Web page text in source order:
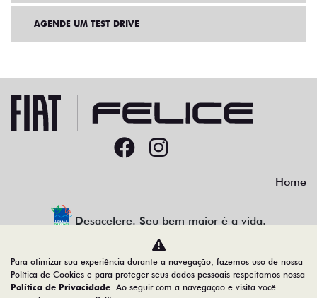
AGENDE UM TEST DRIVE
Home
Desacelere. Seu bem maior é a vida.
91.525.790/0001-84
Para otimizar sua experiência durante a navegação, fazemos uso de nossa
Política de Cookies e para proteger seus dados pessoais respeitamos nossa
Política de Privacidade. Ao seguir com a navegação e visita você